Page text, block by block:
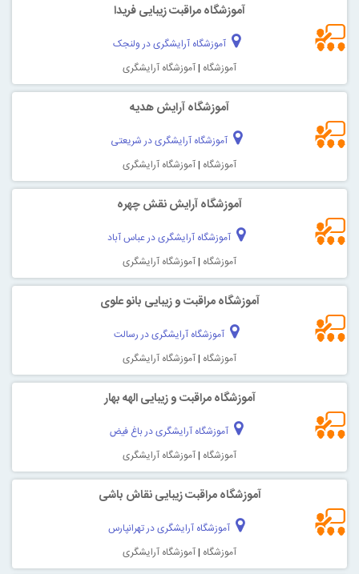
آموزشگاه مراقبت زیبایی فریدا
آموزشگاه آرایشگری در ولنجک
آموزشگاه |آموزشگاه آرایشگری
آموزشگاه آرایش هدیه
آموزشگاه آرایشگری در شریعتی
آموزشگاه |آموزشگاه آرایشگری
آموزشگاه آرایش نقش چهره
آموزشگاه آرایشگری در عباس آباد
آموزشگاه |آموزشگاه آرایشگری
آموزشگاه مراقبت و زیبایی بانو علوی
آموزشگاه آرایشگری در رسالت
آموزشگاه |آموزشگاه آرایشگری
آموزشگاه مراقبت و زیبایی الهه بهار
آموزشگاه آرایشگری در باغ فیض
آموزشگاه |آموزشگاه آرایشگری
آموزشگاه مراقبت زیبایی نقاش باشی
آموزشگاه آرایشگری در تهرانپارس
آموزشگاه |آموزشگاه آرایشگری